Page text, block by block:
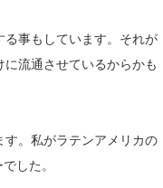
事もしています。それが
流通させているからかも
。私がラテンアメリカの
した。